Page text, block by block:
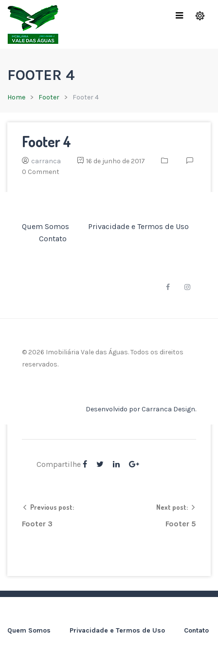
FOOTER 4
Home Footer Footer 4
Footer 4
carranca
16 de junho de 2017
0 Comment
Quem Somos
Privacidade e Termos de Uso
Contato
© 2026 Imobiliária Vale das Águas. Todos os direitos
reservados.
Desenvolvido por Carranca Design.
Compartilhe
Previous post:
Footer 3
Next post:
Footer 5
Quem Somos Privacidade e Termos de Uso Contato